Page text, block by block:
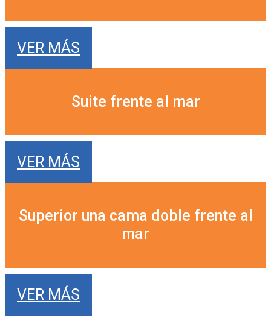
VER MÁS
Suite frente al mar
VER MÁS
Superior una cama doble frente al
mar
VER MÁS